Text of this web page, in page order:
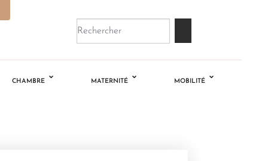
CHAMBRE MATERNITÉ MOBILITÉ